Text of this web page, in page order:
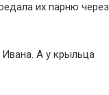
их парню через
А у крыльца